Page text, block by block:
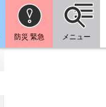
防災 緊急 メニュー